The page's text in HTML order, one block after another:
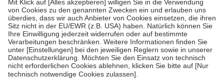
Diese Regeln gelten grundsätzlich auch für Online-Apotheken.
Bei Heilmitteln und häuslicher Krankenpflege beträgt die
Zuzahlung zehn Prozent der Kosten sowie zehn Euro je
Verordnung.
Um das Engagement der Versicherten für ihre eigene Gesundheit zu
stärken und die besondere Stellung der Familie zu unterstützen,
fallenkeine Zuzahlungenan bei:
• Kindern und Jugendlichen bis zum vollendeten 18. Lebensjahr